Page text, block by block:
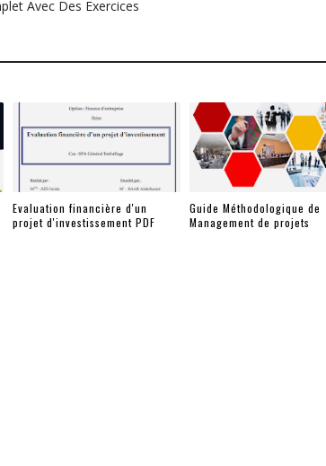
Avec Des Exercices
Evaluation financière d'un
projet d'investissement PDF
Guide Méthodologique de
Management de projets